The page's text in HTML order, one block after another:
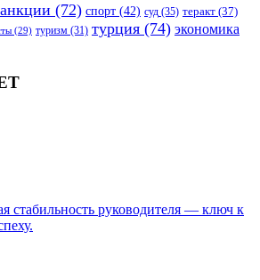
(72) спорт (42) суд (35) теракт (37)
(29) туризм (31) турция (74) экономика
стабильность руководителя — ключ к